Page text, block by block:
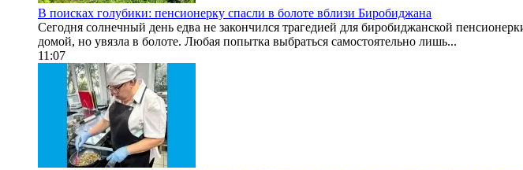
В поисках голубики: пенсионерку спасли в болоте вблизи Биробиджана
Сегодня солнечный день едва не закончился трагедией для биробиджанской
домой, но увязла в болоте. Любая попытка выбраться самостоятельно лишь...
11:07